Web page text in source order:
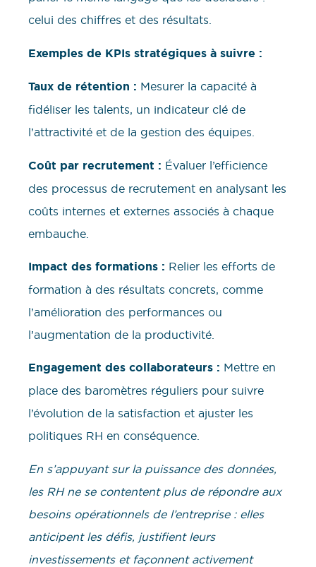
celui des chiffres et des résultats.
Exemples de KPIs stratégiques à suivre :
Taux de rétention : Mesurer la capacité à
fidéliser les talents, un indicateur clé de
l’attractivité et de la gestion des équipes.
Coût par recrutement : Évaluer l’efficience
des processus de recrutement en analysant les
coûts internes et externes associés à chaque
embauche.
Impact des formations : Relier les efforts de
formation à des résultats concrets, comme
l’amélioration des performances ou
l’augmentation de la productivité.
Engagement des collaborateurs : Mettre en
place des baromètres réguliers pour suivre
l’évolution de la satisfaction et ajuster les
politiques RH en conséquence.
En s’appuyant sur la puissance des données,
les RH ne se contentent plus de répondre aux
besoins opérationnels de l’entreprise : elles
anticipent les défis, justifient leurs
investissements et façonnent activement